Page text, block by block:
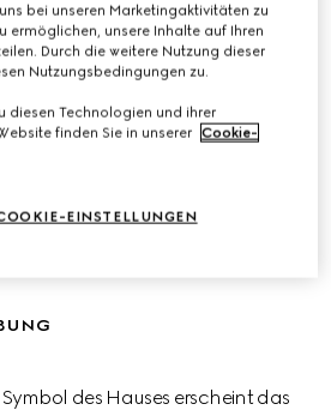
des Hauses erscheint das
bei unseren Marketingaktivitäten zu
ermöglichen, unsere Inhalte auf Ihren
Durch die weitere Nutzung dieser
Nutzungsbedingungen zu.
diesen Technologien und ihrer
finden Sie in unserer Cookie-
EINSTELLUNGEN